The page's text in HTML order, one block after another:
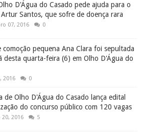
D'Água do Casado pede ajuda para o
Santos, que sofre de doença rara
07, 2016 0
pequena Ana Clara foi sepultada
desta quarta-feira (6) em Olho D'Água do
2016 0
de Olho D'Água do Casado lança edital
do concurso público com 120 vagas
2016 5